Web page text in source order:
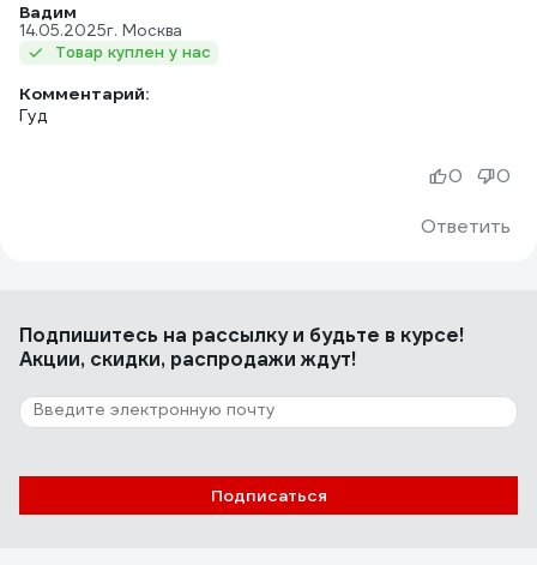
Вадим
14.05.2025г. Москва
Товар куплен у нас
Комментарий:
Гуд
Ответить
0 0
Подпишитесь на рассылкуи будьте в курсе!
Акции, скидки, распродажи ждут!
Подписаться